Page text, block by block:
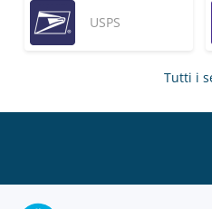
USPS
Tutti i